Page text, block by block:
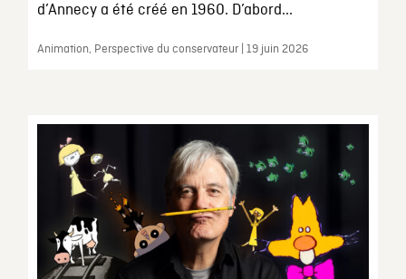
d’Annecy a été créé en 1960. D’abord...
Animation, Perspective du conservateur | 19 juin 2026